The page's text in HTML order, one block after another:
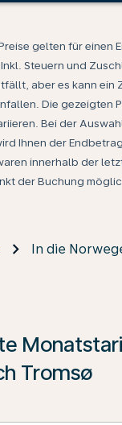
gelten für einen
Steuern und
aber es kann ein
Die gezeigten
Bei der
Ihnen der
innerhalb der
der Buchung
In die
Tromsø